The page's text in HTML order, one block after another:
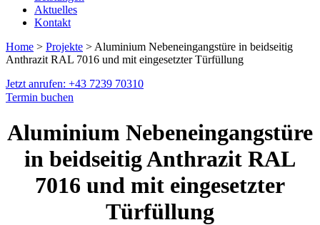
Aktuelles
Kontakt
Home > Projekte > Aluminium Nebeneingangstüre in beidseitig
Anthrazit RAL 7016 und mit eingesetzter Türfüllung
Jetzt anrufen: +43 7239 70310
Termin buchen
Aluminium Nebeneingangstüre
in beidseitig Anthrazit RAL
7016 und mit eingesetzter
Türfüllung